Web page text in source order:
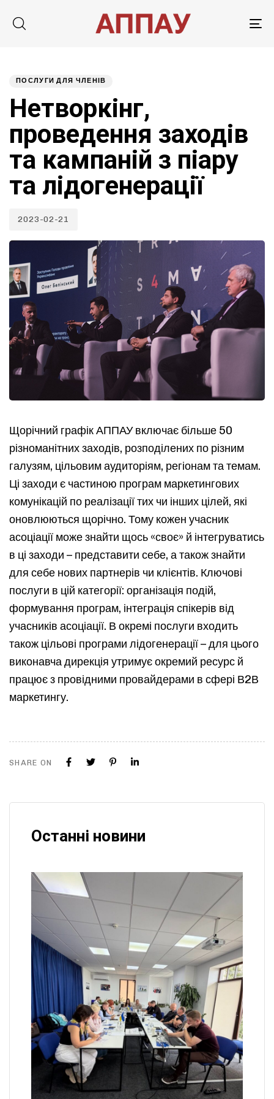
ПОСЛУГИ ДЛЯ ЧЛЕНІВ
Нетворкінг,
проведення заходів
та кампаній з піару
та лідогенерації
2023-02-21
Щорічний графік АППАУ включає більше 50
різноманітних заходів, розподілених по різним
галузям, цільовим аудиторіям, регіонам та темам.
Ці заходи є частиною програм маркетингових
комунікацій по реалізації тих чи інших цілей, які
оновлюються щорічно. Тому кожен учасник
асоціації може знайти щось «своє» й інтегруватись
в ці заходи – представити себе, а також знайти
для себе нових партнерів чи клієнтів. Ключові
послуги в цій категорії: організація подій,
формування програм, інтеграція спікерів від
учасників асоціації. В окремі послуги входить
також цільові програми лідогенерації – для цього
виконавча дирекція утримує окремий ресурс й
працює з провідними провайдерами в сфері В2В
маркетингу.
SHARE ON
Останні новини